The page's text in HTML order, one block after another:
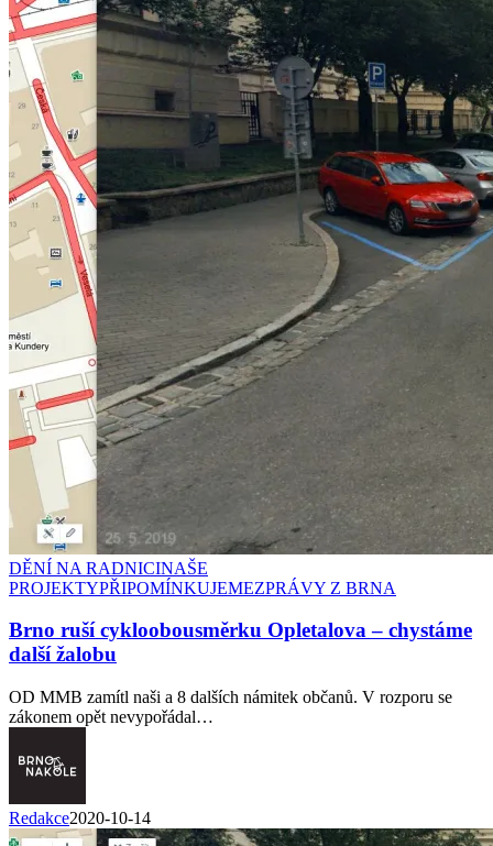
DĚNÍ NA RADNICINAŠE
PROJEKTYPŘIPOMÍNKUJEMEZPRÁVY Z BRNA
Brno ruší cykloobousměrku Opletalova –⁠ chystáme
další žalobu
OD MMB zamítl naši a 8 dalších námitek občanů. V rozporu se
zákonem opět nevypořádal…
Redakce2020-10-14